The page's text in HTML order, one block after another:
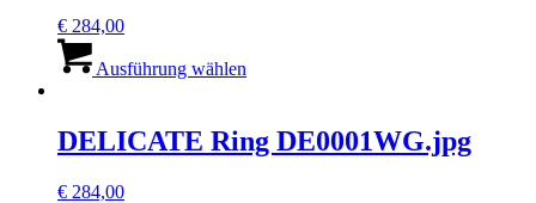
auf
gewählt
werden
€ 284,00
Ausführung wählen
Varianten
auf.
DELICATE Ring DE0001WG.jpg
€ 284,00